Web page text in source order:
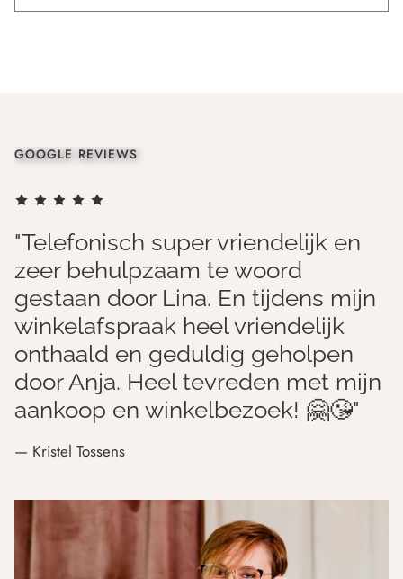
GOOGLE REVIEWS
"Telefonisch super vriendelijk en
zeer behulpzaam te woord
gestaan door Lina. En tijdens mijn
winkelafspraak heel vriendelijk
onthaald en geduldig geholpen
door Anja. Heel tevreden met mijn
aankoop en winkelbezoek! 🤗😘"
— Kristel Tossens